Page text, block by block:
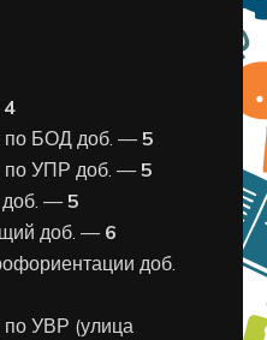
4
по БОД доб. —5
по УПР доб. —5
доб. —5
доб. — 6
доб.
по УВР (улица